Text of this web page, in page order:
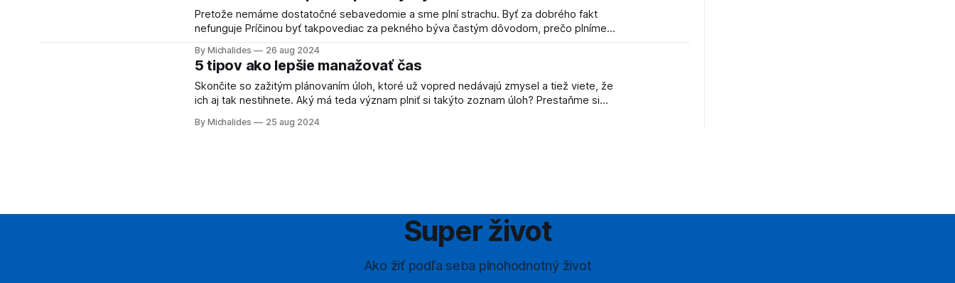
Pretože nemáme dostatočné sebavedomie a sme plní strachu. Byť za dobrého fakt
nefunguje Príčinou byť takpovediac za pekného býva častým dôvodom, prečo plníme
ako sa naučiť povedať nie, fungovať nebudú. Môžu nadchnúť a netvrdím, že
By Michalides 26 aug 2024
5 tipov ako lepšie manažovať čas
Skončite so zažitým plánovaním úloh, ktoré už vopred nedávajú zmysel a tiež viete, že
ich aj tak nestihnete. Aký má teda význam plniť si takýto zoznam úloh? Prestaňme si
na iný deň. Vyhnete sa frustrácii z toho,
By Michalides 25 aug 2024
Super život
Ako žiť podľa seba plnohodnotný život